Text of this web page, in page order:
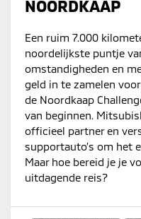
NOORDKAAP
Een ruim 7.000
noordelijkste puntje
omstandigheden en
geld in te zamelen
de Noordkaap
van beginnen.
officieel partner en
supportauto’s om het
Maar hoe bereid je je
uitdagende reis?